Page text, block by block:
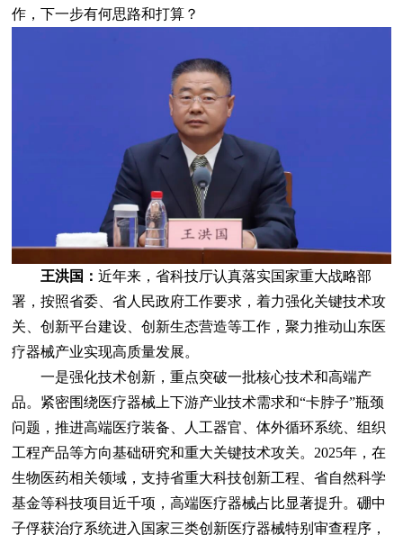
作，下一步有何思路和打算？
王洪国：近年来，省科技厅认真落实国家重大战略部
署，按照省委、省人民政府工作要求，着力强化关键技术攻
关、创新平台建设、创新生态营造等工作，聚力推动山东医
疗器械产业实现高质量发展。
一是强化技术创新，重点突破一批核心技术和高端产
品。紧密围绕医疗器械上下游产业技术需求和“卡脖子”瓶颈
问题，推进高端医疗装备、人工器官、体外循环系统、组织
工程产品等方向基础研究和重大关键技术攻关。2025年，在
生物医药相关领域，支持省重大科技创新工程、省自然科学
基金等科技项目近千项，高端医疗器械占比显著提升。硼中
子俘获治疗系统进入国家三类创新医疗器械特别审查程序，